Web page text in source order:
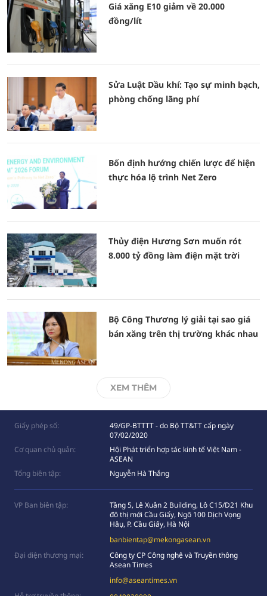
Giá xăng E10 giảm về 20.000
đồng/lít
Sửa Luật Dầu khí: Tạo sự minh bạch,
phòng chống lãng phí
Bốn định hướng chiến lược để hiện
thực hóa lộ trình Net Zero
Thủy điện Hương Sơn muốn rót
8.000 tỷ đồng làm điện mặt trời
Bộ Công Thương lý giải tại sao giá
bán xăng trên thị trường khác nhau
XEM THÊM
Giấy phép số:
49/GP-BTTTT - do Bộ TT&TT cấp ngày
07/02/2020
Cơ quan chủ quản:
Hội Phát triển hợp tác kinh tế Việt Nam -
ASEAN
Tổng biên tập:
Nguyễn Hà Thắng
VP Ban biên tập:
Tầng 5, Lê Xuân 2 Building, Lô C15/D21 Khu
đô thị mới Cầu Giấy, Ngõ 100 Dịch Vọng
Hâụ, P. Cầu Giấy, Hà Nội
banbientap@mekongasean.vn
Đại diện thương mại:
Công ty CP Công nghệ và Truyền thông
Asean Times
info@aseantimes.vn